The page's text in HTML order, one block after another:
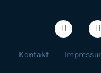
Kontakt